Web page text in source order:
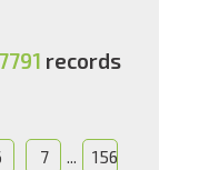
7791 records
7 156